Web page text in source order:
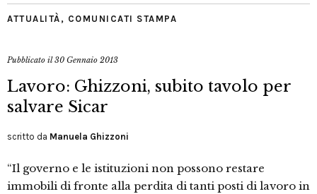
ATTUALITÀ , COMUNICATI STAMPA
Pubblicato il30 Gennaio 2013
Lavoro: Ghizzoni, subito tavolo per
salvare Sicar
scritto da Manuela Ghizzoni
“Il governo e le istituzioni non possono restare
immobili di fronte alla perdita di tanti posti di lavoro in